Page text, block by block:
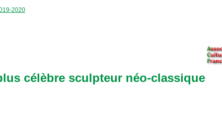
2020
célèbre sculpteur néo-classique